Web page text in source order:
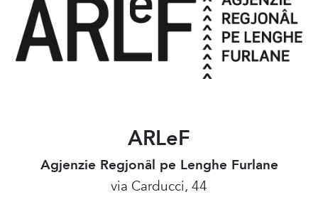
ARLeF
Agjenzie Regjonâl pe Lenghe Furlane
via Carducci, 44